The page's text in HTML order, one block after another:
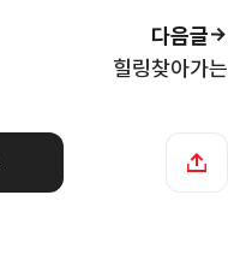
힐링찾아가는
다음글